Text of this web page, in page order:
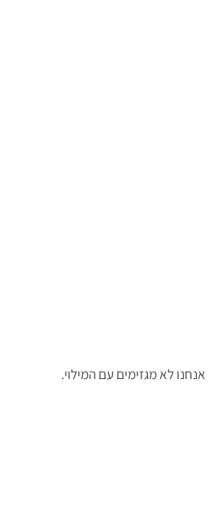
אנחנו לא מגזימים עם המילוי.